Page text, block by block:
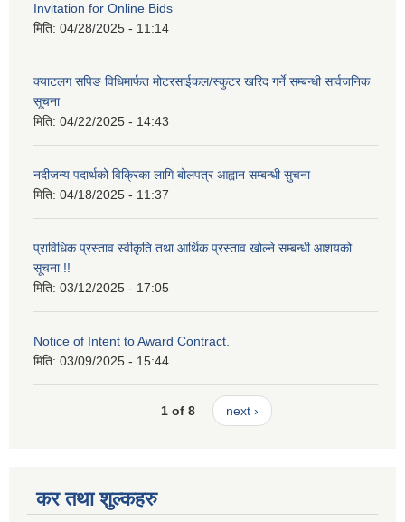
Invitation for Online Bids
मिति: 04/28/2025 - 11:14
क्याटलग सपिङ विधिमार्फत मोटरसाईकल/स्कुटर खरिद गर्ने सम्बन्धी सार्वजनिक
सूचना
मिति: 04/22/2025 - 14:43
नदीजन्य पदार्थको विक्रिका लागि बोलपत्र आह्वान सम्बन्धी सुचना
मिति: 04/18/2025 - 11:37
प्राविधिक प्रस्ताव स्वीकृति तथा आर्थिक प्रस्ताव खोल्ने सम्बन्धी आशयको
सूचना !!
मिति: 03/12/2025 - 17:05
Notice of Intent to Award Contract.
मिति: 03/09/2025 - 15:44
1 of 8 next ›
कर तथा शुल्कहरु